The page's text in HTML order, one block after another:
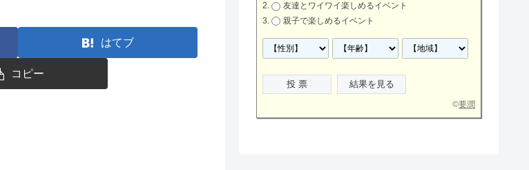
はてブ
コピー
友達とワイワイ楽しめるイベント
親子で楽しめるイベント
©要潤